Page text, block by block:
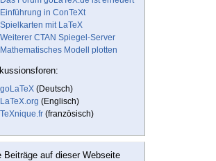
Einführung in ConTeXt
Spielkarten mit LaTeX
Weiterer CTAN Spiegel-Server
Mathematisches Modell plotten
goLaTeX (Deutsch)
LaTeX.org (Englisch)
TeXnique.fr (französisch)
Beiträge auf dieser Webseite